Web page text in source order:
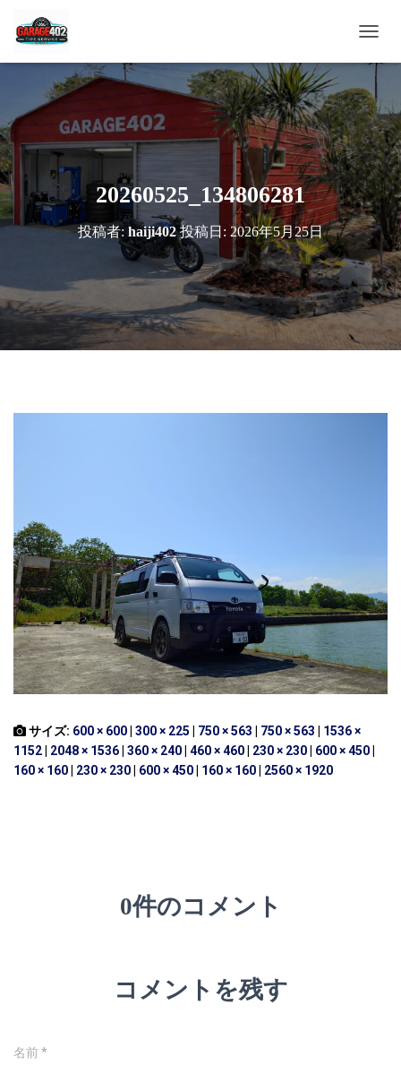
ビ
ゲ
ー
シ
ョ
ン
を
切
り
替
え
20260525_134806281
投稿者:haiji402投稿日: 2026年5月25日
サイズ: 600 × 600| 300 × 225 | 750 × 563 | 750 × 563 | 1536 ×
1152| 2048 × 1536| 360 × 240| 460 × 460| 230 × 230| 600 × 450|
160 × 160| 230 × 230| 600 × 450| 160 × 160| 2560 × 1920
0件のコメント
コメントを残す
名前*